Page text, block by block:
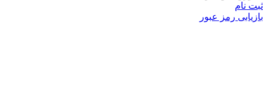
نام
رمز عبور